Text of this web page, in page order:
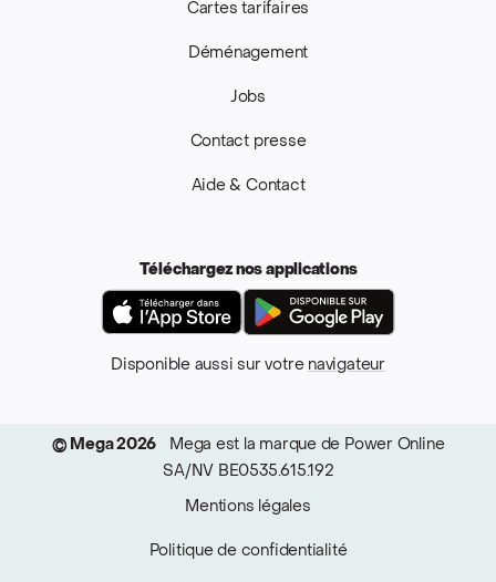
Cartes tarifaires
Déménagement
Jobs
Contact presse
Aide & Contact
Téléchargez nos applications
App Store
Disponible aussi sur votre navigateur
© Mega 2026
Mega est la marque de Power Online
SA/NV BE0535.615.192
Mentions légales
Politique de confidentialité